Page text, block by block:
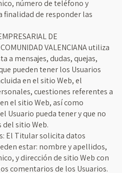
número de teléfono y
finalidad de responder las
DE
VALENCIANA utiliza
a mensajes, dudas, quejas,
pueden tener los Usuarios
en el sitio Web, el
cuestiones referentes a
el sitio Web, así como
Usuario pueda tener y que no
del sitio Web.
El Titular solicita datos
estar: nombre y apellidos,
y dirección de sitio Web con
comentarios de los Usuarios.